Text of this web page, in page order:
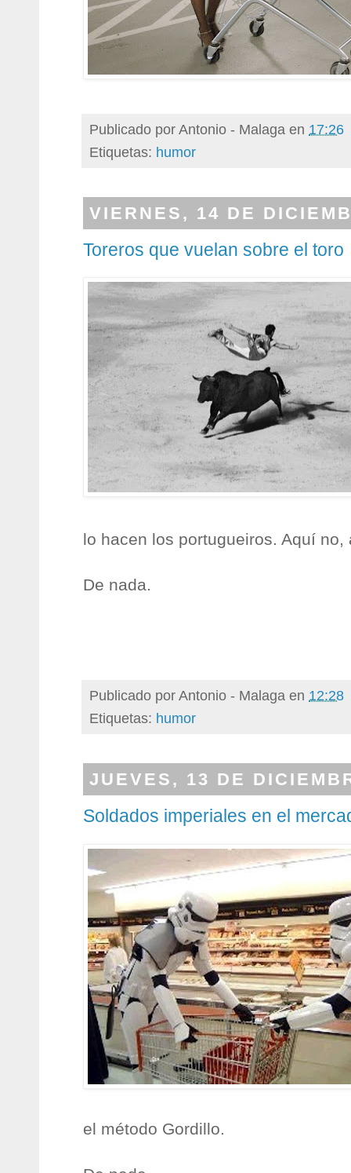
Publicado porAntonio - Malaga en 17:26
Etiquetas: humor
VIERNES, 14 DE
Toreros que vuelan sobre el toro
lo hacen los portugueiros. Aquí
De nada.
Publicado porAntonio - Malaga en 12:28
Etiquetas: humor
JUEVES, 13 DE
Soldados imperiales en el
el método Gordillo.